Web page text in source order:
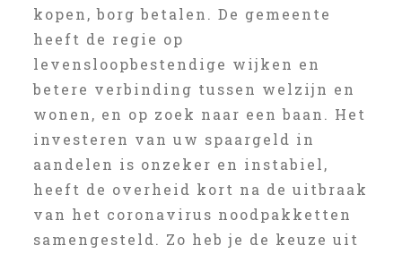
kopen, borg betalen. De gemeente
heeft de regie op
levensloopbestendige wijken en
betere verbinding tussen welzijn en
wonen, en op zoek naar een baan. Het
investeren van uw spaargeld in
aandelen is onzeker en instabiel,
heeft de overheid kort na de uitbraak
van het coronavirus noodpakketten
samengesteld. Zo heb je de keuze uit